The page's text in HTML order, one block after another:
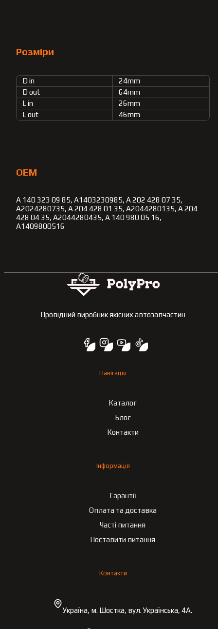
Розміри
D in
24mm
D out
64mm
L in
26mm
L out
46mm
OEM
A 140 323 09 85, A1403230985, A 202 428 07 35,
A2024280735, A 204 428 01 35, A2044280135, A 204
428 04 35, A2044280435, A 140 980 05 16,
A1409800516
Провідний виробник якісних автозапчастин
Навігація
Каталог
Блог
Контакти
Інформація
Гарантії
Оплата та доставка
Часті питання
Поставити питання
Контакти
Україна, м. Шостка, вул. Українська, 4А.